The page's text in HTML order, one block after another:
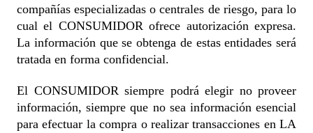
compañías especializadas o centrales de riesgo, para lo
cual el CONSUMIDOR ofrece autorización expresa.
La información que se obtenga de estas entidades será
tratada en forma confidencial.
El CONSUMIDOR siempre podrá elegir no proveer
información, siempre que no sea información esencial
para efectuar la compra o realizar transacciones en LA